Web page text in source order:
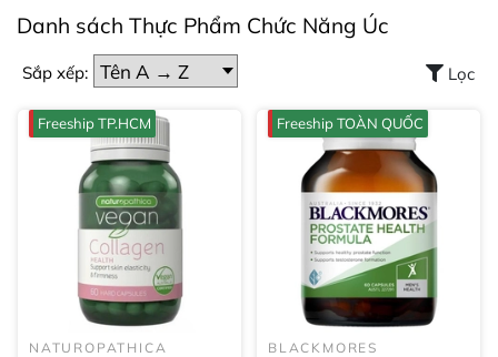
Danh sách Thực Phẩm Chức Năng Úc
Sắp xếp: Lọc
Freeship TP.HCM
NATUROPATHICA
Freeship TOÀN QUỐC
BLACKMORES